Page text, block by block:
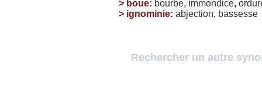
> boue: bourbe, immondice,
> ignominie: abjection, bassesse
Rechercher un autre